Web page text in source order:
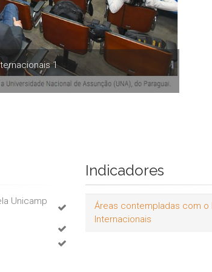
1
Unicamp
Indicadores
Áreas contempladas com o
Internacionais